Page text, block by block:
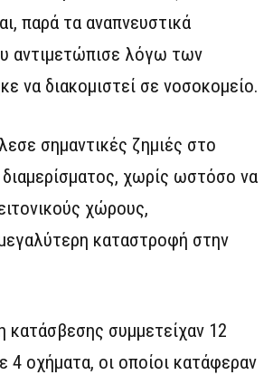
παρά τα αναπνευστικά
αντιμετώπισε λόγω των
να διακομιστεί σε νοσοκομείο.
σημαντικές ζημιές στο
χωρίς ωστόσο να
χώρους,
καταστροφή στην
κατάσβεσης συμμετείχαν 12
4 οχήματα, οι οποίοι κατάφεραν